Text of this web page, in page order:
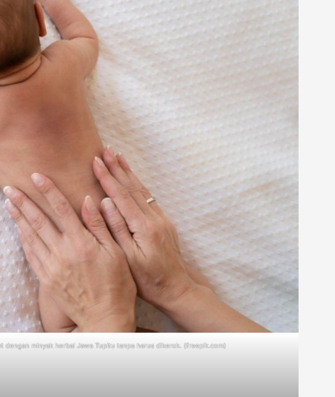
dengan minyak herbal Jawa Tupitu tanpa harus dikerok. (freepik.com)